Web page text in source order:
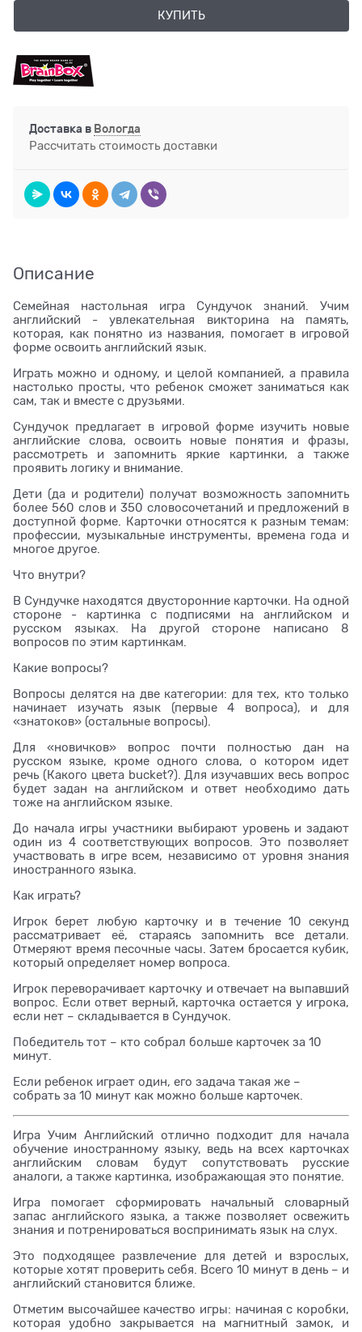
КУПИТЬ
Доставка в Вологда
Рассчитать стоимость доставки
Описание
Семейная настольная игра Сундучок знаний. Учим
английский - увлекательная викторина на память,
которая, как понятно из названия, помогает в игровой
форме освоить английский язык.
Играть можно и одному, и целой компанией, а правила
настолько просты, что ребенок сможет заниматься как
сам, так и вместе с друзьями.
Сундучок предлагает в игровой форме изучить новые
английские слова, освоить новые понятия и фразы,
рассмотреть и запомнить яркие картинки, а также
проявить логику и внимание.
Дети (да и родители) получат возможность запомнить
более 560 слов и 350 словосочетаний и предложений в
доступной форме. Карточки относятся к разным темам:
профессии, музыкальные инструменты, времена года и
многое другое.
Что внутри?
В Сундучке находятся двусторонние карточки. На одной
стороне - картинка с подписями на английском и
русском языках. На другой стороне написано 8
вопросов по этим картинкам.
Какие вопросы?
Вопросы делятся на две категории: для тех, кто только
начинает изучать язык (первые 4 вопроса), и для
«знатоков» (остальные вопросы).
Для «новичков» вопрос почти полностью дан на
русском языке, кроме одного слова, о котором идет
речь (Какого цвета bucket?). Для изучавших весь вопрос
будет задан на английском и ответ необходимо дать
тоже на английском языке.
До начала игры участники выбирают уровень и задают
один из 4 соответствующих вопросов. Это позволяет
участвовать в игре всем, независимо от уровня знания
иностранного языка.
Как играть?
Игрок берет любую карточку и в течение 10 секунд
рассматривает её, стараясь запомнить все детали.
Отмеряют время песочные часы. Затем бросается кубик,
который определяет номер вопроса.
Игрок переворачивает карточку и отвечает на выпавший
вопрос. Если ответ верный, карточка остается у игрока,
если нет – складывается в Сундучок.
Победитель тот – кто собрал больше карточек за 10
минут.
Если ребенок играет один, его задача такая же –
собрать за 10 минут как можно больше карточек.
Игра Учим Английский отлично подходит для начала
обучение иностранному языку, ведь на всех карточках
английским словам будут сопутствовать русские
аналоги, а также картинка, изображающая это понятие.
Игра помогает сформировать начальный словарный
запас английского языка, а также позволяет освежить
знания и потренироваться воспринимать язык на слух.
Это подходящее развлечение для детей и взрослых,
которые хотят проверить себя. Всего 10 минут в день – и
английский становится ближе.
Отметим высочайшее качество игры: начиная с коробки,
которая удобно закрывается на магнитный замок, и